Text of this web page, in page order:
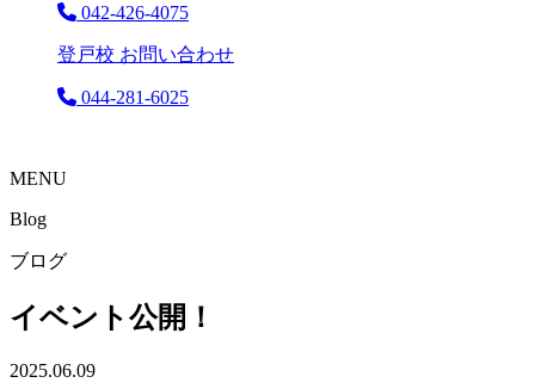
042-426-4075
登戸校 お問い合わせ
044-281-6025
MENU
Blog
ブログ
イベント公開！
2025.06.09